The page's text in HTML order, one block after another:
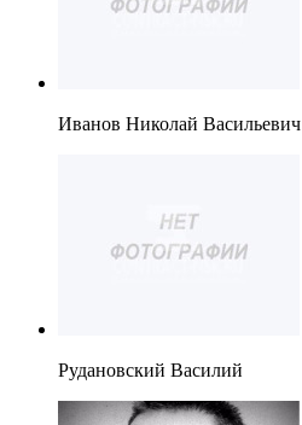
Иванов Николай Васильевич
Рудановский Василий